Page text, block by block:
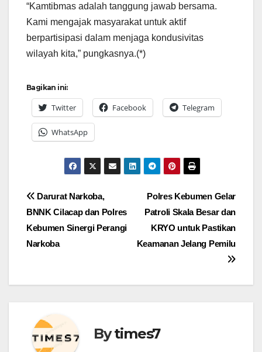
“Kamtibmas adalah tanggung jawab bersama.
Kami mengajak masyarakat untuk aktif
berpartisipasi dalam menjaga kondusivitas
wilayah kita,” pungkasnya.(*)
Bagikan ini:
Twitter Facebook Telegram
WhatsApp
Navigasi
pos
Polres Kebumen Gelar
Patroli Skala Besar dan
KRYO untuk Pastikan
Keamanan Jelang Pemilu
Darurat Narkoba,
BNNK Cilacap dan Polres
Kebumen Sinergi Perangi
Narkoba
Bytimes7